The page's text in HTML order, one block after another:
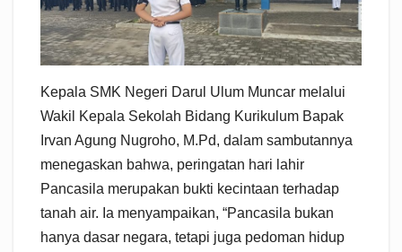
Kepala SMK Negeri Darul Ulum Muncar melalui
Wakil Kepala Sekolah Bidang Kurikulum Bapak
Irvan Agung Nugroho, M.Pd, dalam sambutannya
menegaskan bahwa, peringatan hari lahir
Pancasila merupakan bukti kecintaan terhadap
tanah air. Ia menyampaikan, “Pancasila bukan
hanya dasar negara, tetapi juga pedoman hidup